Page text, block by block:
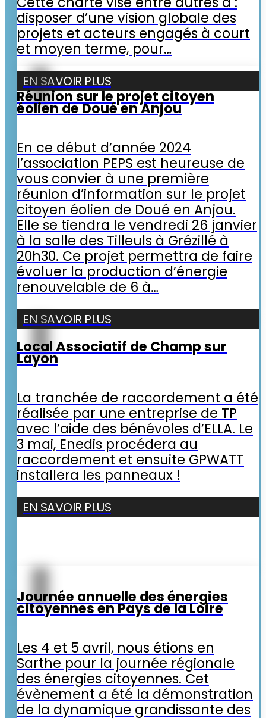
disposer d’une vision globale des
projets et acteurs engagés à court
et moyen terme, pour…
EN SAVOIR PLUS
Réunion sur le projet citoyen
éolien de Doué en Anjou
En ce début d’année 2024
l’association PEPS est heureuse de
vous convier à une première
réunion d’information sur le projet
citoyen éolien de Doué en Anjou.
Elle se tiendra le vendredi 26 janvier
à la salle des Tilleuls à Grézillé à
20h30. Ce projet permettra de faire
évoluer la production d’énergie
renouvelable de 6 à…
EN SAVOIR PLUS
Local Associatif de Champ sur
Layon
La tranchée de raccordement a été
réalisée par une entreprise de TP
avec l’aide des bénévoles d’ELLA. Le
3 mai, Enedis procédera au
raccordement et ensuite GPWATT
installera les panneaux !
EN SAVOIR PLUS
Journée annuelle des énergies
citoyennes en Pays de la Loire
Les 4 et 5 avril, nous étions en
Sarthe pour la journée régionale
des énergies citoyennes. Cet
évènement a été la démonstration
de la dynamique grandissante des